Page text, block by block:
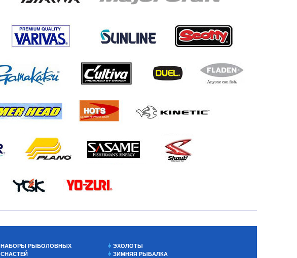
НАБОРЫ РЫБОЛОВНЫХ
СНАСТЕЙ
ЭХОЛОТЫ
ЗИМНЯЯ РЫБАЛКА